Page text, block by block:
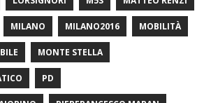
MILANO MILANO2016 MOBILITÀ
MONTE STELLA
PD